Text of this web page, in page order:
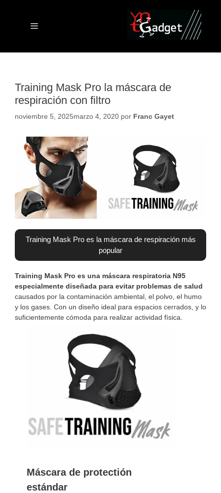
contenido
Menú
Training Mask Pro la máscara de
respiración con filtro
noviembre 5, 2025marzo 4, 2020 por Franc Gayet
Training Mask Pro es la máscara de respiración más
popular
Training Mask Pro es una máscara respiratoria N95
especialmente diseñada para evitar problemas de salud
causados por la contaminación ambiental, el polvo, el humo
y los gases. Con un diseño ideal para espacios cerrados, y lo
suficientemente cómoda para realizar actividad física.
Máscara de protectión
estándar